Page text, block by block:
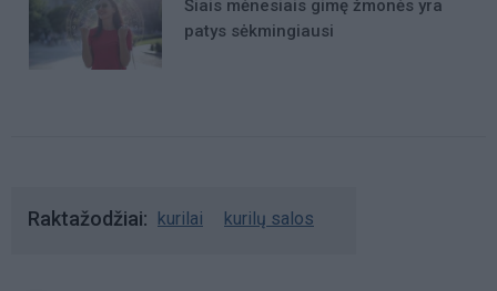
Šiais mėnesiais gimę žmonės yra
patys sėkmingiausi
Raktažodžiai kurilai kurilų salos